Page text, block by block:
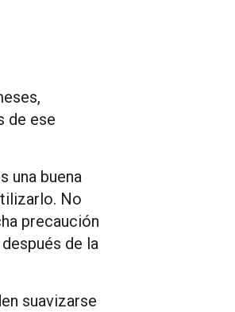
de ese
una buena
No
precaución
de la
suavizarse